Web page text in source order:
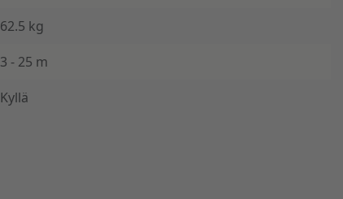
62.5 kg
3 - 25 m
Kyllä